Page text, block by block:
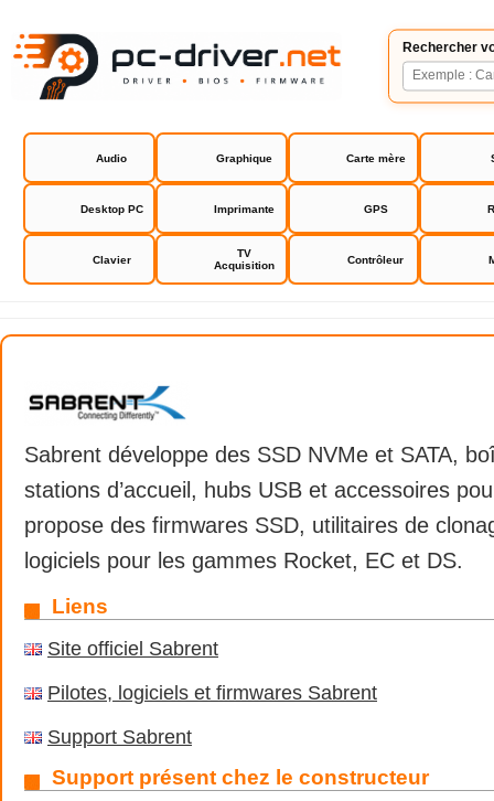
Rechercher
Audio Graphique Carte mère
Desktop PC Imprimante GPS
Clavier
TV
Acquisition
Contrôleur
Sabrent
Sabrent développe des SSD NVMe et SATA,
stations d’accueil, hubs USB et accessoires
propose des firmwares SSD, utilitaires de
logiciels pour les gammes Rocket, EC et DS.
Liens
Site officiel Sabrent
Pilotes, logiciels et firmwares Sabrent
Support Sabrent
Support présent chez le constructeur